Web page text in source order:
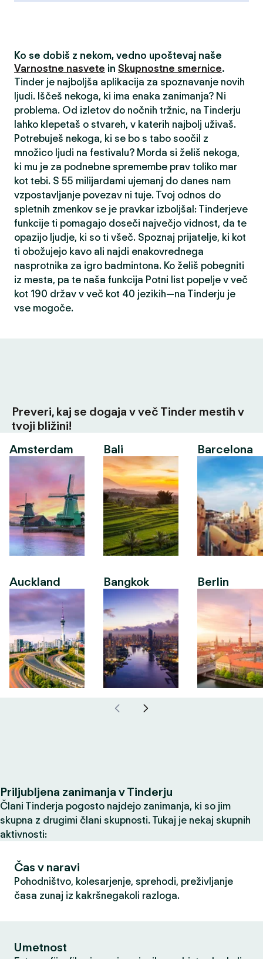
Ko se dobiš z nekom, vedno upoštevaj naše
Varnostne nasvete in Skupnostne smernice.
Tinder je najboljša aplikacija za spoznavanje novih
ljudi. Iščeš nekoga, ki ima enaka zanimanja? Ni
problema. Od izletov do nočnih tržnic, na Tinderju
lahko klepetaš o stvareh, v katerih najbolj uživaš.
Potrebuješ nekoga, ki se bo s tabo soočil z
množico ljudi na festivalu? Morda si želiš nekoga,
ki mu je za podnebne spremembe prav toliko mar
kot tebi. S 55 milijardami ujemanj do danes nam
vzpostavljanje povezav ni tuje. Tvoj odnos do
spletnih zmenkov se je pravkar izboljšal: Tinderjeve
funkcije ti pomagajo doseči največjo vidnost, da te
opazijo ljudje, ki so ti všeč. Spoznaj prijatelje, ki kot
ti obožujejo kavo ali najdi enakovrednega
nasprotnika za igro badmintona. Ko želiš pobegniti
iz mesta, pa te naša funkcija Potni list popelje v več
kot 190 držav v več kot 40 jezikih—na Tinderju je
vse mogoče.
Preveri, kaj se dogaja v več Tinder mestih v
tvoji bližini!
Amsterdam
Auckland
Bali
Bangkok
Barcelona
Berlin
Priljubljena zanimanja v Tinderju
Člani Tinderja pogosto najdejo zanimanja, ki so jim
skupna z drugimi člani skupnosti. Tukaj je nekaj skupnih
aktivnosti:
Čas v naravi
Pohodništvo, kolesarjenje, sprehodi, preživljanje
časa zunaj iz kakršnegakoli razloga.
Umetnost